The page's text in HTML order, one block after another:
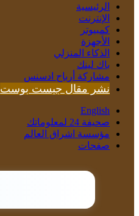
الرئيسية
الإنترنت
كمبيوتر
الأجهزة
الذكاء المنزلي
باك لينك
مشاركة أرباح ادسنس
نشر مقال جيست بوست
English
صحيفة 24 لمعلوماتك
مؤسسة اشراق العالم
صفحات